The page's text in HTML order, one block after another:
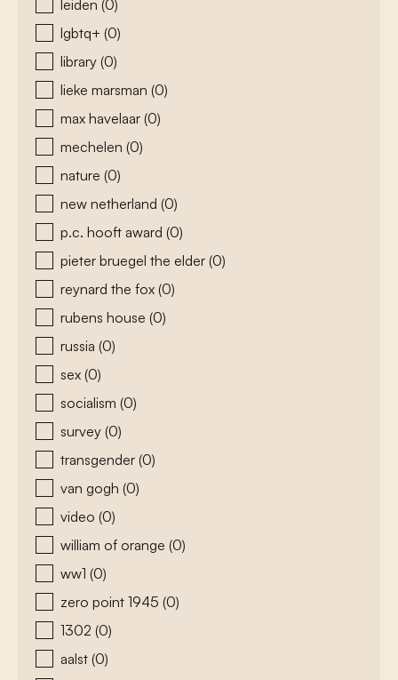
leiden (0)
lgbtq+ (0)
library (0)
lieke marsman (0)
max havelaar (0)
mechelen (0)
nature (0)
new netherland (0)
p.c. hooft award (0)
pieter bruegel the elder (0)
reynard the fox (0)
rubens house (0)
russia (0)
sex (0)
socialism (0)
survey (0)
transgender (0)
van gogh (0)
video (0)
william of orange (0)
ww1 (0)
zero point 1945 (0)
1302 (0)
aalst (0)